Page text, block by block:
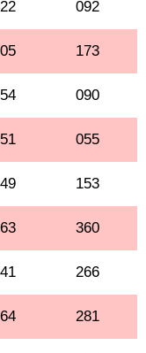
092
173
090
055
153
360
266
281